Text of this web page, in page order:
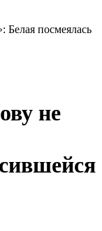
Белая посмеялась
не